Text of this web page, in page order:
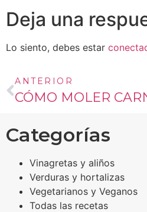
Deja una
Lo siento, debes estar
ANTERIOR
CÓMO MOLER
Categorías
Vinagretas y aliños
Verduras y hortalizas
Vegetarianos y Veganos
Todas las recetas